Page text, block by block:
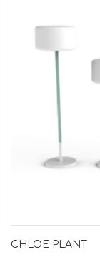
CHLOE PLANT